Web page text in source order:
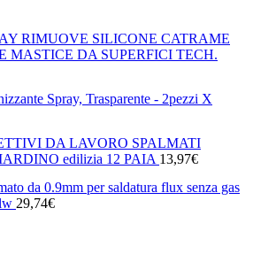
RIMUOVE SILICONE CATRAME
MASTICE DA SUPERFICI TECH.
Spray, Trasparente - 2pezzi X
DA LAVORO SPALMATI
edilizia 12 PAIA 13,97€
da 0.9mm per saldatura flux senza gas
29,74€